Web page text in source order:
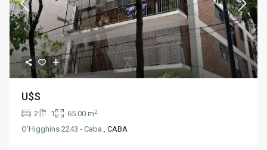
U$S
2 1 65.00 m2
O'Higghins 2243 - Caba.,CABA